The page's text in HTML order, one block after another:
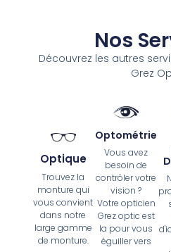
Nos
Découvrez les autres
Grez
Optique
Trouvez la
monture qui
vous convient
dans notre
large gamme
de monture.
Optométrie
Vous avez
besoin de
contrôler votre
vision ?
Votre opticien
Grez optic est
la pour vous
éguiller vers